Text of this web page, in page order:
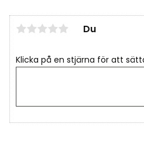
Du
Klicka på en stjärna för att